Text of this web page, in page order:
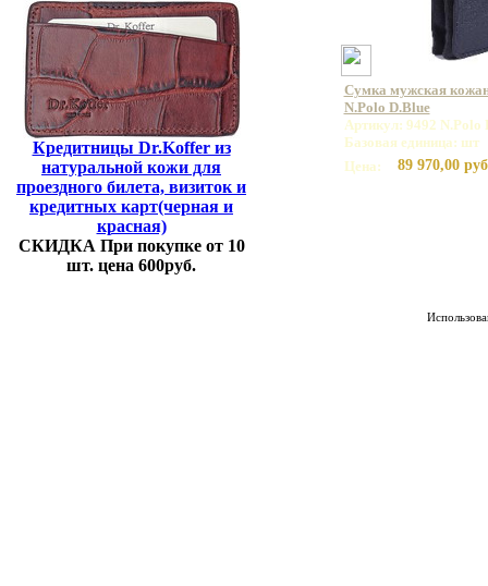
Кредитницы Dr.Koffer из
натуральной кожи для
проездного билета, визиток и
кредитных карт(черная и
красная)
СКИДКА При покупке от 10
шт. цена 600руб.
Сумка мужская
N.Polo D.Blue
Артикул: 9492 N.Polo
Базовая единица: шт
Цена:
89 970,00